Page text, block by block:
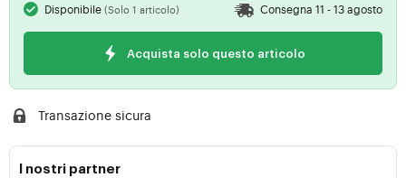
Disponibile(Solo 1 articolo) Consegna 11 - 13 agosto
Acquista solo questo articolo
Transazione sicura
I nostri partner